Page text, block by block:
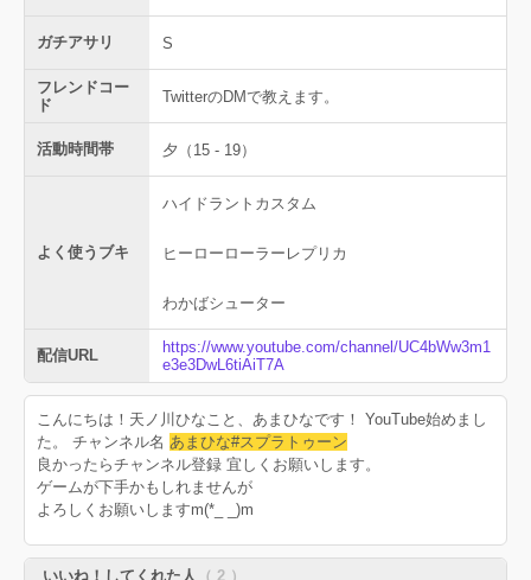
ガチアサリ S
フレンドコー
ド
TwitterのDMで教えます。
活動時間帯 夕（15 - 19）
よく使うブキ
ハイドラントカスタム
ヒーローローラーレプリカ
わかばシューター
配信URL
https://www.youtube.com/channel/UC4bWw3m1
e3e3DwL6tiAiT7A
こんにちは！天ノ川ひなこと、あまひなです！ YouTube始めまし
た。 チャンネル名 あまひな#スプラトゥーン
良かったらチャンネル登録 宜しくお願いします。
ゲームが下手かもしれませんが
よろしくお願いしますm(*_ _)m
いいね！してくれた人 （ 2 ）